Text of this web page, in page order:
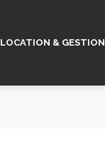
LOCATION & GESTION